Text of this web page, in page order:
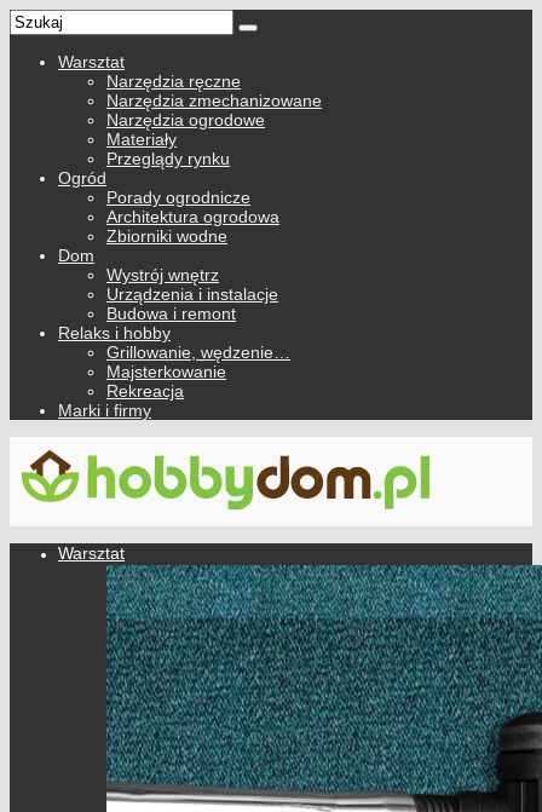
Warsztat
Narzędzia ręczne
Narzędzia zmechanizowane
Narzędzia ogrodowe
Materiały
Przeglądy rynku
Ogród
Porady ogrodnicze
Architektura ogrodowa
Zbiorniki wodne
Dom
Wystrój wnętrz
Urządzenia i instalacje
Budowa i remont
Relaks i hobby
Grillowanie, wędzenie…
Majsterkowanie
Rekreacja
Marki i firmy
Warsztat